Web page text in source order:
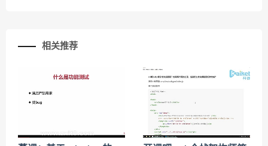
相关推荐